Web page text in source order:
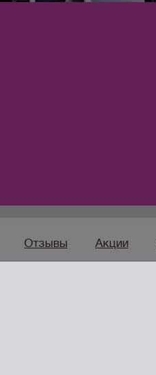
Отзывы Акции